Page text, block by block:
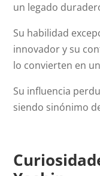
un legado
Su habilidad
innovador y su
lo convierten en
Su influencia
siendo sinónimo